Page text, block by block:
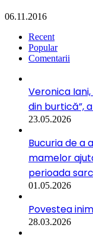
06.11.2016
Recent
Popular
Comentarii
Veronica
din burtică”,
23.05.2026
Bucuria de a
mamelor
perioada
01.05.2026
Povestea
28.03.2026